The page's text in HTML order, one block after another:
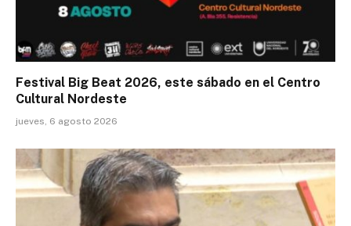
Festival Big Beat 2026, este sábado en el Centro
Cultural Nordeste
jueves, 6 agosto 2026